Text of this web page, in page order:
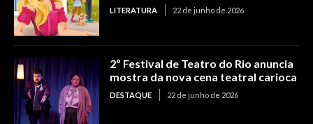
LITERATURA 22 de junho de 2026
2º Festival de Teatro do Rio anuncia
mostra da nova cena teatral carioca
DESTAQUE 22 de junho de 2026